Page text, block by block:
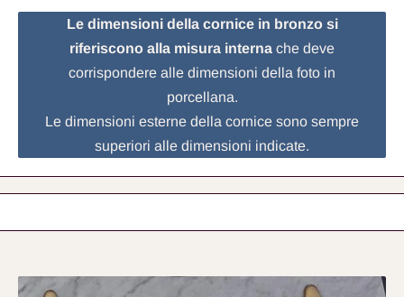
Le dimensioni della cornice in bronzo si
riferiscono alla misura interna che deve
corrispondere alle dimensioni della foto in
porcellana.
Le dimensioni esterne della cornice sono sempre
superiori alle dimensioni indicate.